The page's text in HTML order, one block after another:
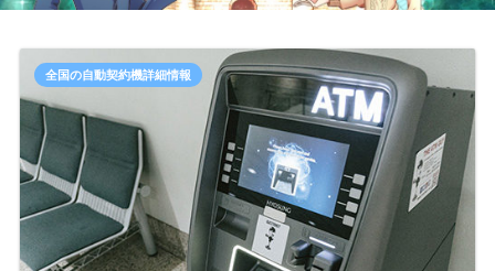
全国の自動契約機詳細情報